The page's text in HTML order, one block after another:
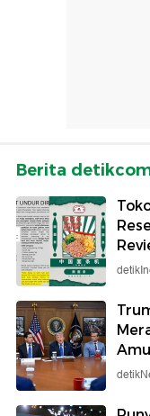
Berita